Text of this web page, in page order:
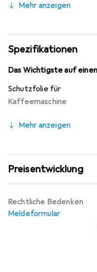
Folie ist mit einer
Fingerabdrücken
Mit einer Dicke von nur
Displays nahezu
Anwendung und die
Zudem bietet der
was für die Qualität und
Mehr anzeigen
Spezifikationen
Das Wichtigste auf
Schutzfolie für
Kaffeemaschine
Mehr anzeigen
Preisentwicklung
Rechtliche Bedenken
Meldeformular